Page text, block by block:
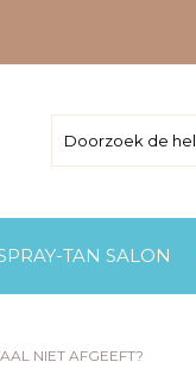
TAN SALON
NIET AFGEEFT?